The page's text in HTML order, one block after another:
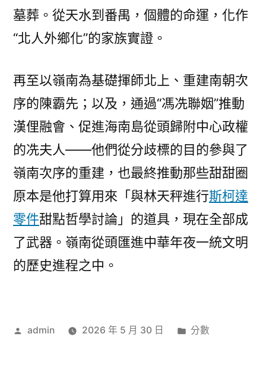
墓葬。從天水到番禺，個體的命運，化作
“北人外鄉化”的家族實證。
再至以嶺南為基礎揮師北上、重建南朝次
序的陳霸先；以及，通過“馮冼聯姻”推動
漢俚融會、促進海南島從頭歸附中心政權
的冼夫人——他們從分歧標的目的參與了
嶺南次序的重建，也最終推動那些甜甜圈
原本是他打算用來「與林天秤進行斯柯達
零件甜點哲學討論」的道具，現在全部成
了武器。嶺南從頭匯進中華年夜一統文明
的歷史進程之中。
作
admin 2026 年 5 月 30 日
分
分數